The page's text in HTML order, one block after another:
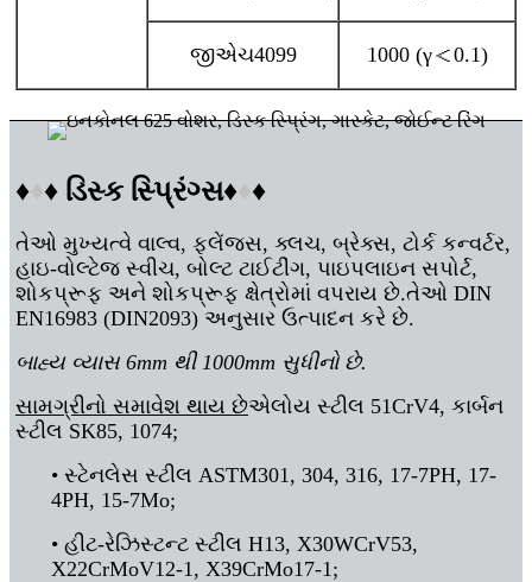
જીએચ4099 1000 (γ＜0.1)
♦ ♦ ડિસ્ક સ્પ્રિંગ્સ♦ ♦
તેઓ મુખ્યત્વે વાલ્વ, ફ્લેંજ્સ, ક્લચ, બ્રેક્સ, ટોર્ક કન્વર્ટર,
હાઇ-વોલ્ટેજ સ્વીચ, બોલ્ટ ટાઈટીંગ, પાઇપલાઇન સપોર્ટ,
શોકપ્રૂફ અને શોકપ્રૂફ ક્ષેત્રોમાં વપરાય છે.તેઓ DIN
EN16983 (DIN2093) અનુસાર ઉત્પાદન કરે છે.
બાહ્ય વ્યાસ 6mm થી 1000mm સુધીનો છે.
સામગ્રીનો સમાવેશ થાય છેએલોય સ્ટીલ 51CrV4, કાર્બન
સ્ટીલ SK85, 1074;
• સ્ટેનલેસ સ્ટીલ ASTM301, 304, 316, 17-7PH, 17-
4PH, 15-7Mo;
• હીટ-રેઝિસ્ટન્ટ સ્ટીલ H13, X30WCrV53,
X22CrMoV12-1, X39CrMo17-1;